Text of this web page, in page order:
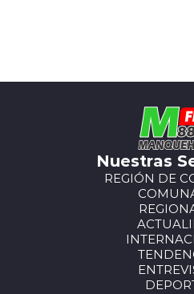
Nuestras
REGIÓN DE